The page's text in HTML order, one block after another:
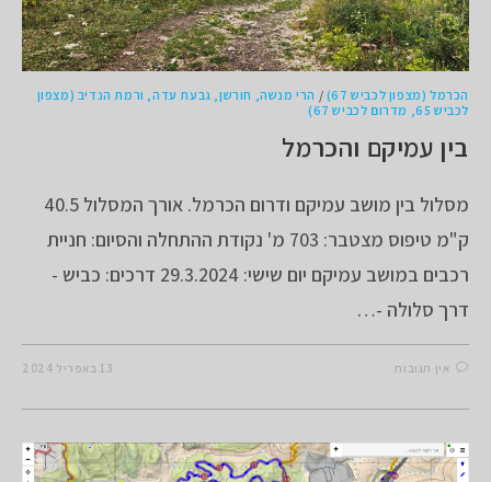
הכרמל (מצפון לכביש 67) / הרי מנשה, חורשן, גבעת עדה, ורמת הנדיב (מצפון
לכביש 65, מדרום לכביש 67)
בין עמיקם והכרמל
מסלול בין מושב עמיקם ודרום הכרמל. אורך המסלול 40.5
ק"מ טיפוס מצטבר: 703 מ' נקודת ההתחלה והסיום: חניית
רכבים במושב עמיקם יום שישי: 29.3.2024 דרכים: כביש -
דרך סלולה -…
אין תגובות 13 באפריל 2024